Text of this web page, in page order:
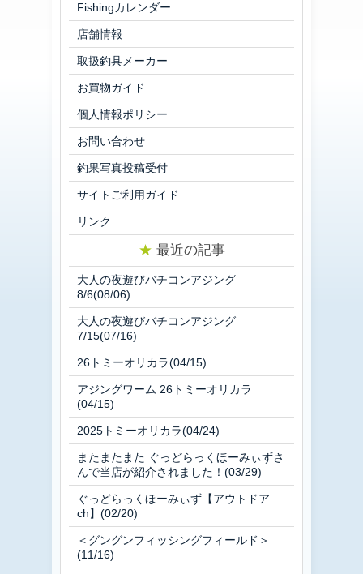
Fishingカレンダー
店舗情報
取扱釣具メーカー
お買物ガイド
個人情報ポリシー
お問い合わせ
釣果写真投稿受付
サイトご利用ガイド
リンク
★ 最近の記事
大人の夜遊びバチコンアジング
8/6(08/06)
大人の夜遊びバチコンアジング
7/15(07/16)
26トミーオリカラ(04/15)
アジングワーム 26トミーオリカラ
(04/15)
2025トミーオリカラ(04/24)
またまたまた ぐっどらっくほーみぃずさ
んで当店が紹介されました！(03/29)
ぐっどらっくほーみぃず【アウトドア
ch】(02/20)
＜グングンフィッシングフィールド＞
(11/16)